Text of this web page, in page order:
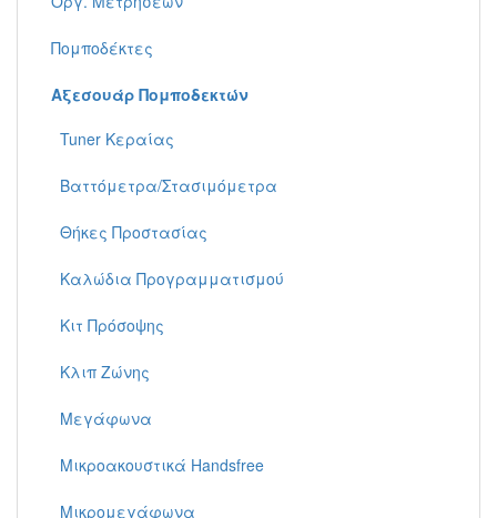
Πομποδέκτες
Αξεσουάρ Πομποδεκτών
Tuner Κεραίας
Βαττόμετρα/Στασιμόμετρα
Θήκες Προστασίας
Καλώδια Προγραμματισμού
Κιτ Πρόσοψης
Κλιπ Ζώνης
Μεγάφωνα
Μικροακουστικά Handsfree
Μικρομεγάφωνα